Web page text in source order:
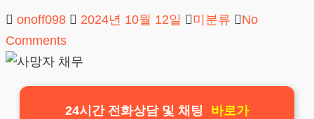
onoff098 2024년 10월 12일 미분류
No
Comments
24시간 전화상담 및 채팅
바로가